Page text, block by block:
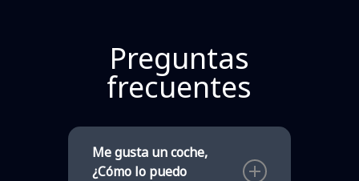
Preguntas
frecuentes
Me gusta un coche,
¿Cómo lo puedo